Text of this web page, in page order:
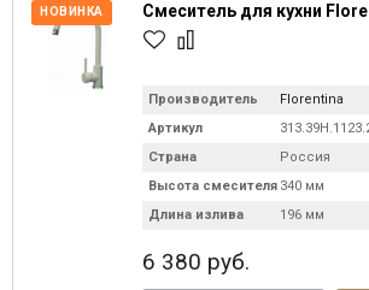
НОВИНКА Смеситель для кухни
Производитель
Florentina
Артикул
Страна
Россия
Высота смесителя 340 мм
Длина излива
196 мм
6 380 руб.